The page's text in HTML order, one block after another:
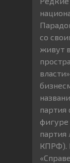
со
живут
партия
партия
КПРФ).